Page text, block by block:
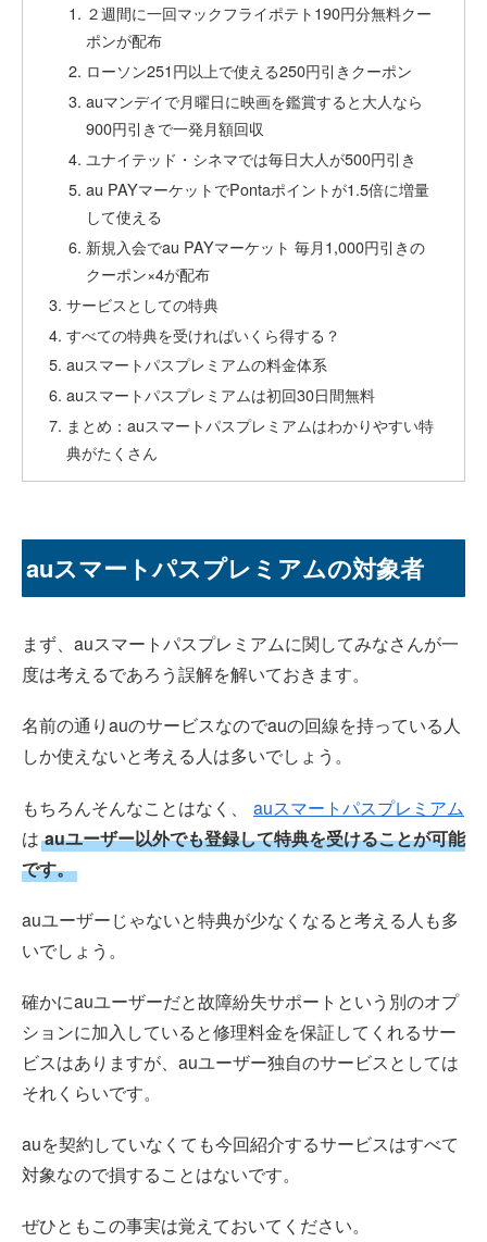
２週間に一回マックフライポテト190円分無料クー
ポンが配布
ローソン251円以上で使える250円引きクーポン
auマンデイで月曜日に映画を鑑賞すると大人なら
900円引きで一発月額回収
ユナイテッド・シネマでは毎日大人が500円引き
au PAYマーケットでPontaポイントが1.5倍に増量
して使える
新規入会でau PAYマーケット 毎月1,000円引きの
クーポン×4が配布
サービスとしての特典
すべての特典を受ければいくら得する？
auスマートパスプレミアムの料金体系
auスマートパスプレミアムは初回30日間無料
まとめ：auスマートパスプレミアムはわかりやすい特
典がたくさん
auスマートパスプレミアムの対象者
まず、auスマートパスプレミアムに関してみなさんが一
度は考えるであろう誤解を解いておきます。
名前の通りauのサービスなのでauの回線を持っている人
しか使えないと考える人は多いでしょう。
もちろんそんなことはなく、 auスマートパスプレミアム
は auユーザー以外でも登録して特典を受けることが可能
です。
auユーザーじゃないと特典が少なくなると考える人も多
いでしょう。
確かにauユーザーだと故障紛失サポートという別のオプ
ションに加入していると修理料金を保証してくれるサー
ビスはありますが、auユーザー独自のサービスとしては
それくらいです。
auを契約していなくても今回紹介するサービスはすべて
対象なので損することはないです。
ぜひともこの事実は覚えておいてください。